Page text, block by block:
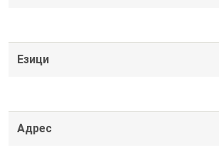
Езици
Адрес